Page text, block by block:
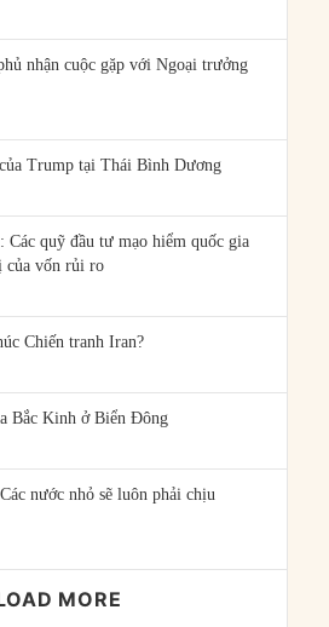
nhận cuộc gặp với Ngoại trưởng
Trump tại Thái Bình Dương
Các quỹ đầu tư mạo hiểm quốc gia
của vốn rủi ro
Chiến tranh Iran?
Bắc Kinh ở Biển Đông
nước nhỏ sẽ luôn phải chịu
MORE